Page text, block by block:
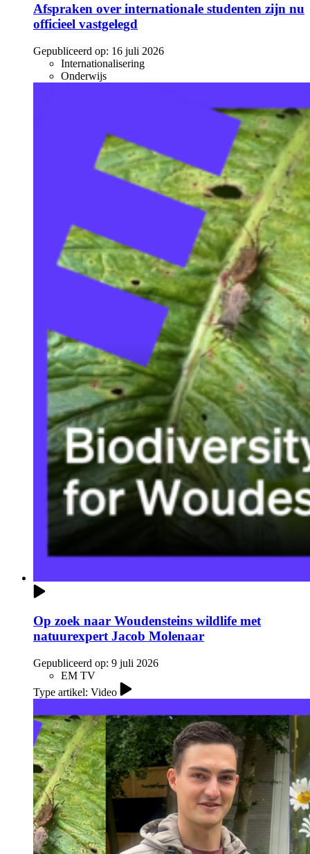
Afspraken over internationale studenten zijn nu
officieel vastgelegd
Gepubliceerd op: 16 juli 2026
Internationalisering
Onderwijs
Op zoek naar Woudensteins wildlife met
natuurexpert Jacob Molenaar
Gepubliceerd op: 9 juli 2026
EM TV
Type artikel: Video